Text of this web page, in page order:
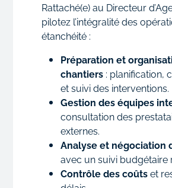
Rattaché(e) au Directeur
pilotez l’intégralité des
étanchéité :
Préparation et
chantiers : planification,
et suivi des interventions.
Gestion des équipes
consultation des
externes.
Analyse et négociation
avec un suivi budgétaire
Contrôle des coûtset